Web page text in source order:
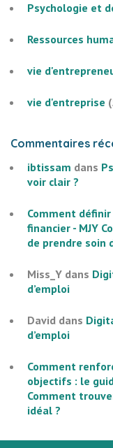
Psychologie et
Ressources
vie
vie d'entreprise
Commentaires
ibtissam dans
voir clair ?
Comment
financier - MJY
de prendre soin
Miss_Y dans
d’emploi
David dans
d’emploi
Comment
objectifs : le
Comment
idéal ?